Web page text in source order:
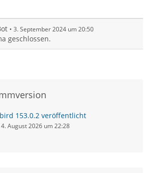
3. September 2024 um 20:50
geschlossen.
153.0.2 veröffentlicht
4. August 2026 um 22:28